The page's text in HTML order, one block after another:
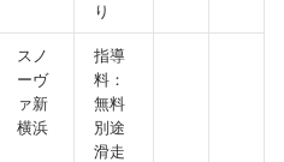
り
スノ
ーヴ
ァ新
横浜
指導
料：
無料
別途
滑走